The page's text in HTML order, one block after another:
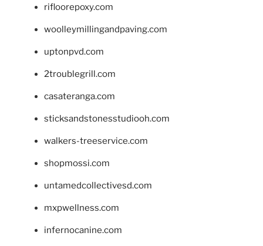
rifloorepoxy.com
woolleymillingandpaving.com
uptonpvd.com
2troublegrill.com
casateranga.com
sticksandstonesstudiooh.com
walkers-treeservice.com
shopmossi.com
untamedcollectivesd.com
mxpwellness.com
infernocanine.com